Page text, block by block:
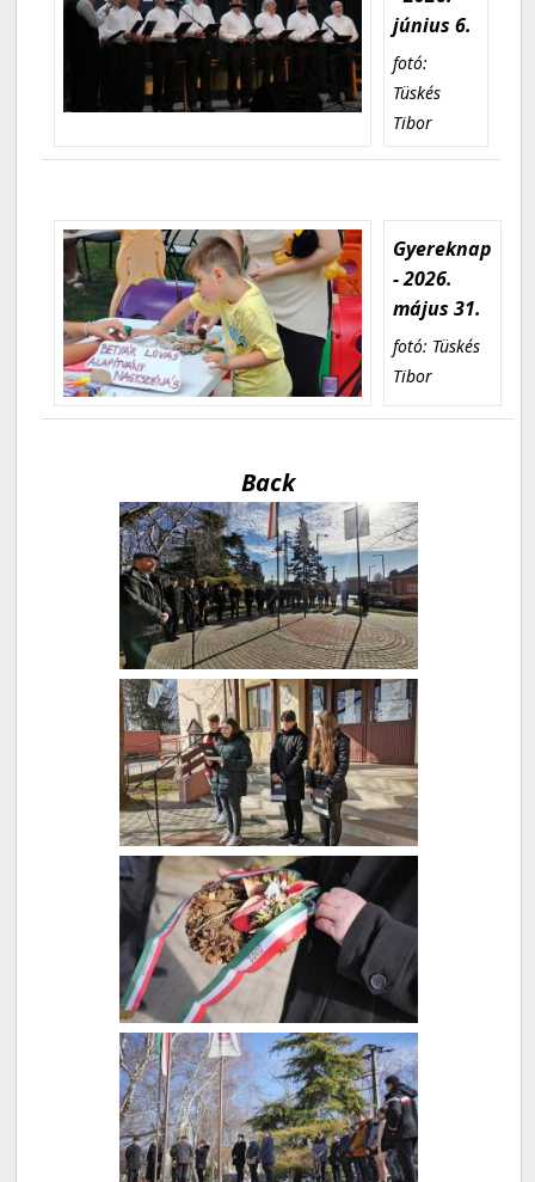
június 6.
fotó:
Tüskés
Tibor
Gyereknap
- 2026.
május 31.
fotó: Tüskés
Tibor
Back